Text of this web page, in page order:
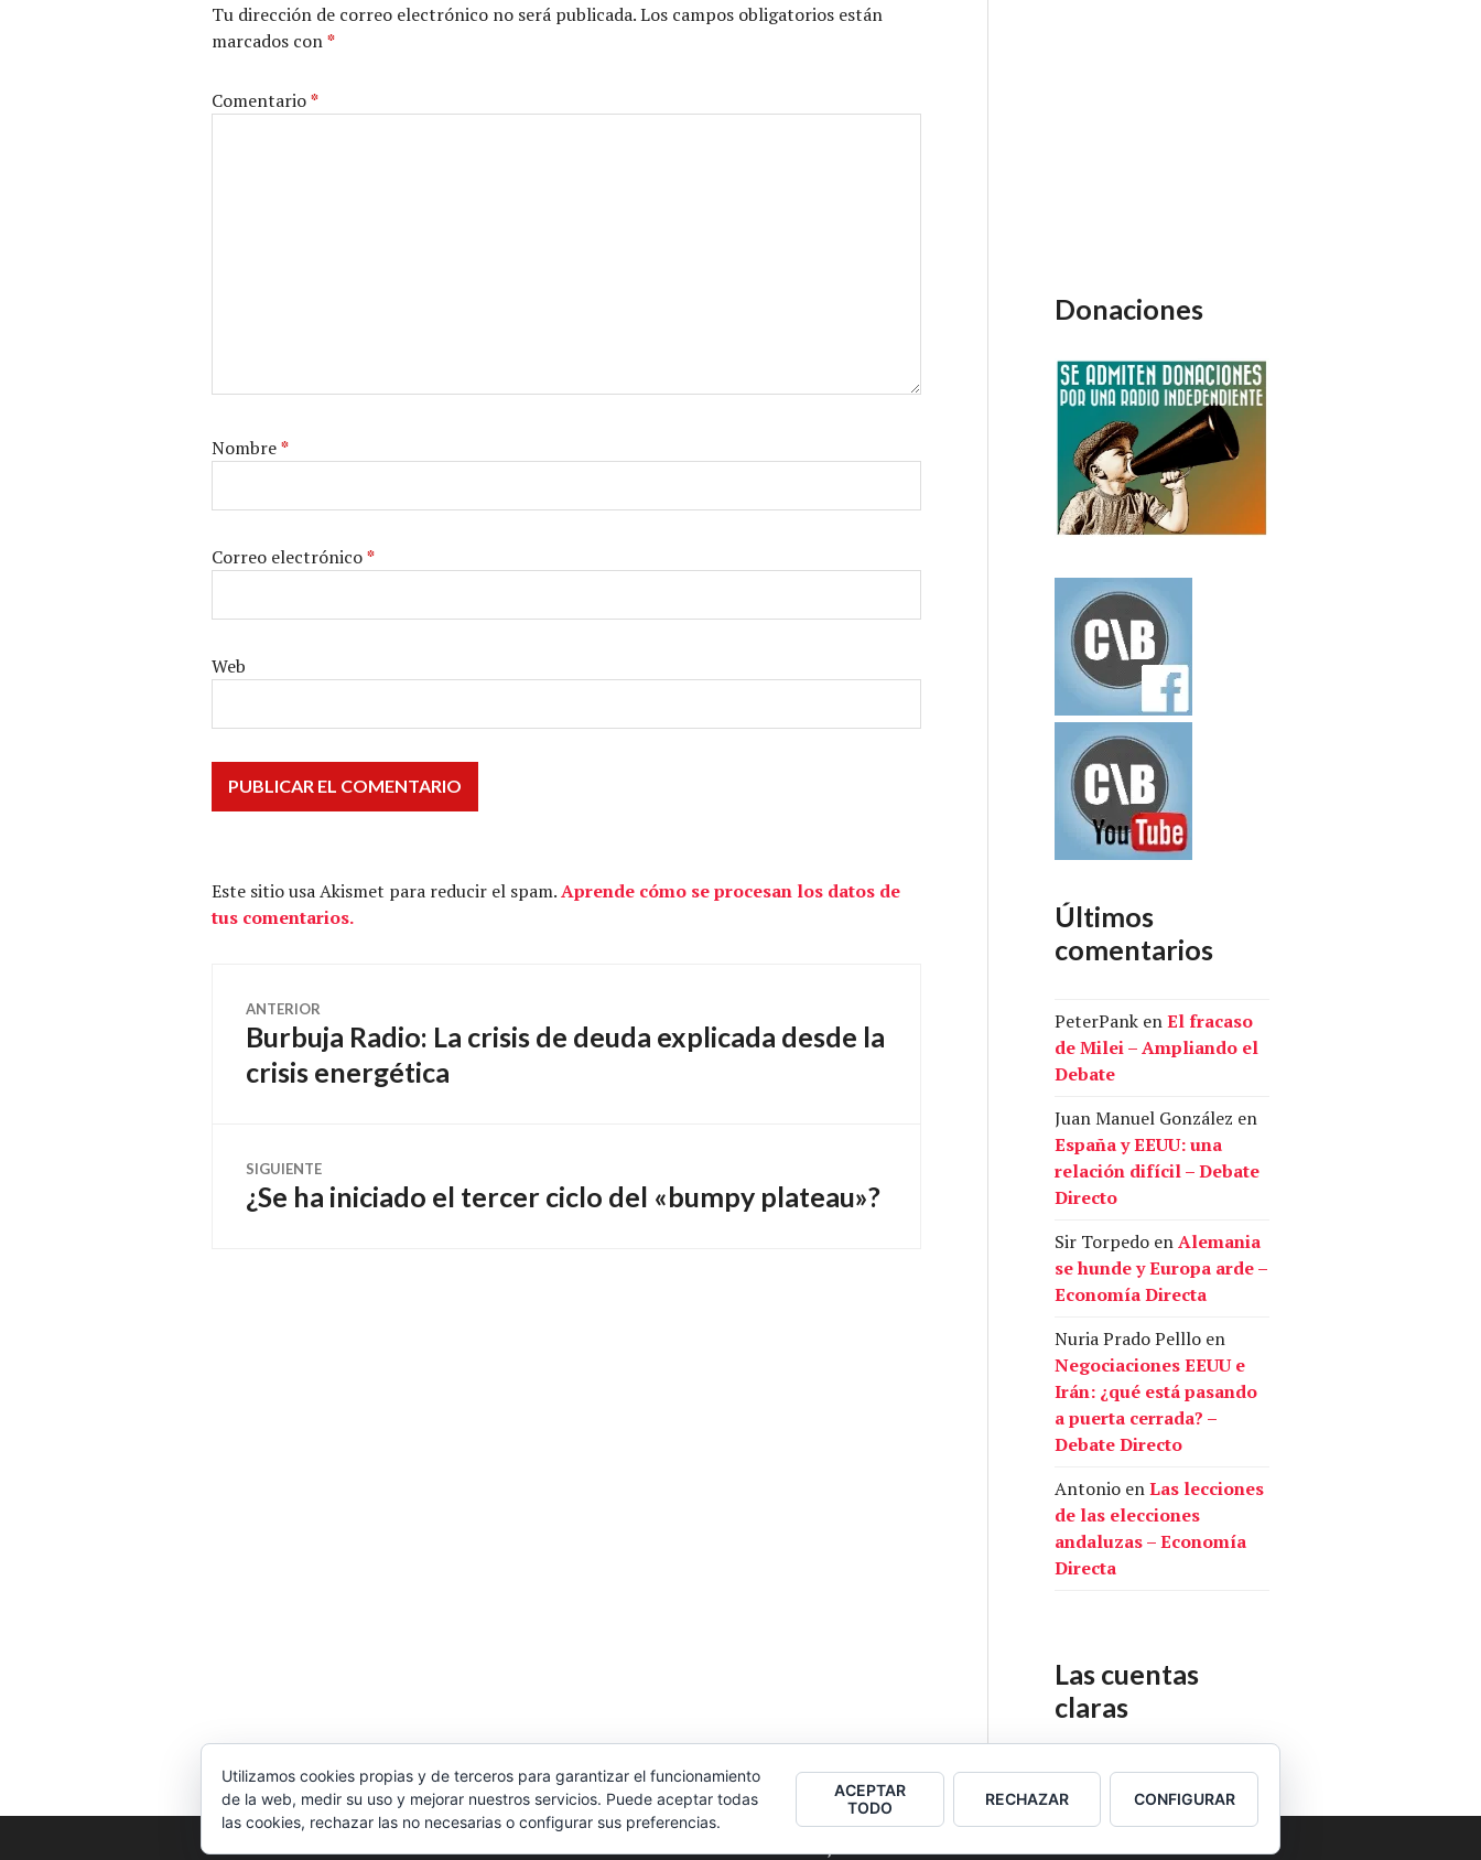
Tu dirección de correo electrónico no será publicada.Los campos obligatorios están
marcados con*
Comentario*
Nombre*
Correo electrónico*
Web
Este sitio usa Akismet para reducir el spam.Aprende cómo se procesan los datos de
tus comentarios.
Navegación
de
ANTERIOR
Entrada
anterior:
Burbuja Radio: La crisis de deuda explicada desde la
crisis energética
SIGUIENTE
Entrada
¿Se ha iniciado el tercer ciclo del «bumpy plateau»?
Donaciones
Últimos
comentarios
PeterPank enEl fracaso
de Milei – Ampliando el
Debate
Juan Manuel González en
España y EEUU: una
relación difícil – Debate
Directo
Sir Torpedo enAlemania
se hunde y Europa arde –
Economía Directa
Nuria Prado Pelllo en
Negociaciones EEUU e
Irán: ¿qué está pasando
a puerta cerrada? –
Debate Directo
Antonio enLas lecciones
de las elecciones
andaluzas – Economía
Directa
Las cuentas
claras
Nuestras cuentas
2026 Colectivo Burbuja
Utilizamos cookies propias y de terceros para garantizar el funcionamiento
de la web, medir su uso y mejorar nuestros servicios. Puede aceptar todas
las cookies, rechazar las no necesarias o configurar sus preferencias.
ACEPTAR
TODO
RECHAZAR CONFIGURAR